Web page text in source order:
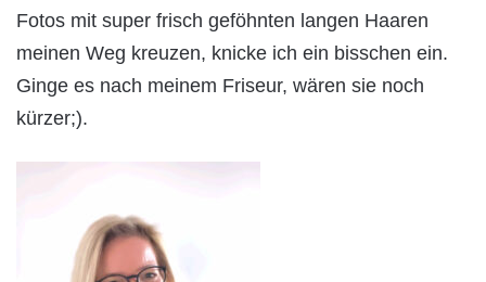
Fotos mit super frisch geföhnten langen Haaren
meinen Weg kreuzen, knicke ich ein bisschen ein.
Ginge es nach meinem Friseur, wären sie noch
kürzer;).